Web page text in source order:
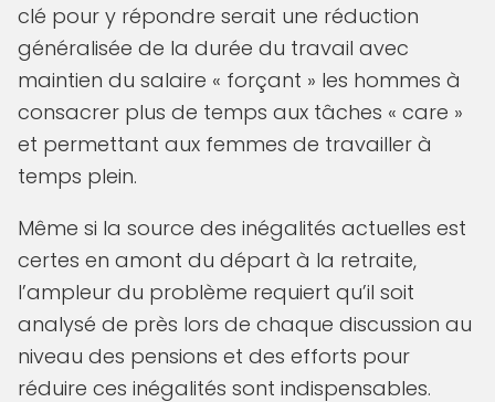
clé pour y répondre serait une réduction
généralisée de la durée du travail avec
maintien du salaire « forçant » les hommes à
consacrer plus de temps aux tâches « care »
et permettant aux femmes de travailler à
temps plein.
Même si la source des inégalités actuelles est
certes en amont du départ à la retraite,
l’ampleur du problème requiert qu’il soit
analysé de près lors de chaque discussion au
niveau des pensions et des efforts pour
réduire ces inégalités sont indispensables.